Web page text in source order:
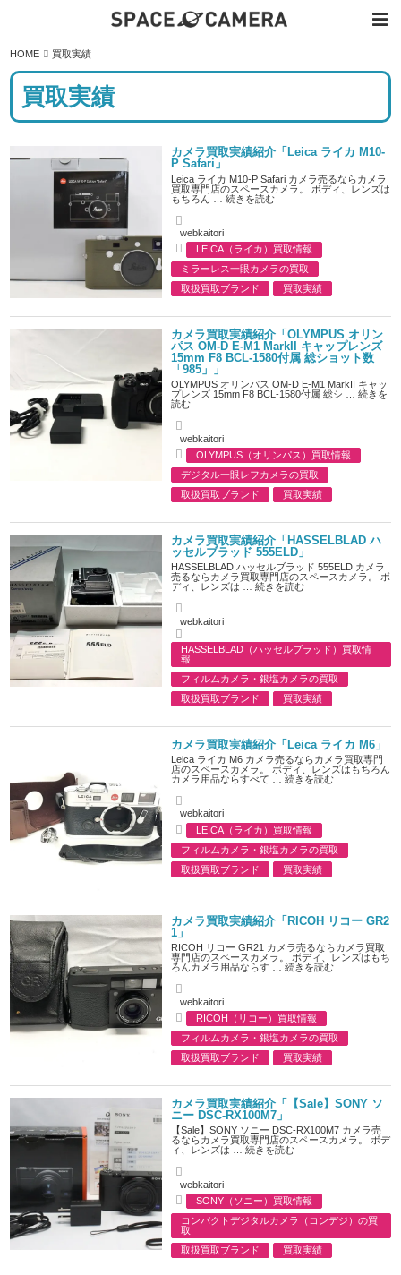
を
HOME 買取実績
買取実績
カメラ買取実績紹介「Leica ライカ M10-
P Safari」
Leica ライカ M10-P Safari カメラ売るならカメラ
買取専門店のスペースカメラ。 ボディ、レンズは
もちろん …続きを読む
A
u
h
o
r
webkaitori
C
a
t
e
r
i
e
s
LEICA（ライカ）買取情報
ミラーレス一眼カメラの買取
取扱買取ブランド
買取実績
カメラ買取実績紹介「OLYMPUS オリン
パス OM-D E-M1 MarkII キャップレンズ
15mm F8 BCL-1580付属 総ショット数
「985」」
OLYMPUS オリンパス OM-D E-M1 MarkII キャッ
プレンズ 15mm F8 BCL-1580付属 総シ …続きを
読む
A
u
t
h
o
r
webkaitori
C
a
t
e
r
i
e
s
OLYMPUS（オリンパス）買取情報
デジタル一眼レフカメラの買取
取扱買取ブランド
買取実績
カメラ買取実績紹介「HASSELBLAD ハ
ッセルブラッド 555ELD」
HASSELBLAD ハッセルブラッド 555ELD カメラ
売るならカメラ買取専門店のスペースカメラ。 ボ
ディ、レンズは …続きを読む
A
t
h
o
r
webkaitori
C
a
t
e
g
o
i
s
HASSELBLAD（ハッセルブラッド）買取情
報
フィルムカメラ・銀塩カメラの買取
取扱買取ブランド
買取実績
カメラ買取実績紹介「Leica ライカ M6」
Leica ライカ M6 カメラ売るならカメラ買取専門
店のスペースカメラ。 ボディ、レンズはもちろん
カメラ用品ならすべて …続きを読む
A
u
t
h
o
r
webkaitori
C
a
t
e
o
i
e
s
LEICA（ライカ）買取情報
フィルムカメラ・銀塩カメラの買取
取扱買取ブランド
買取実績
カメラ買取実績紹介「RICOH リコー GR2
1」
RICOH リコー GR21 カメラ売るならカメラ買取
専門店のスペースカメラ。 ボディ、レンズはもち
ろんカメラ用品ならす …続きを読む
A
u
t
h
o
r
webkaitori
C
a
t
e
r
i
e
s
RICOH（リコー）買取情報
フィルムカメラ・銀塩カメラの買取
取扱買取ブランド
買取実績
カメラ買取実績紹介「【Sale】SONY ソ
ニー DSC-RX100M7」
【Sale】SONY ソニー DSC-RX100M7 カメラ売
るならカメラ買取専門店のスペースカメラ。 ボデ
ィ、レンズは …続きを読む
A
u
t
h
o
r
webkaitori
C
a
t
e
g
SONY（ソニー）買取情報
コンパクトデジタルカメラ（コンデジ）の買
取
取扱買取ブランド
買取実績